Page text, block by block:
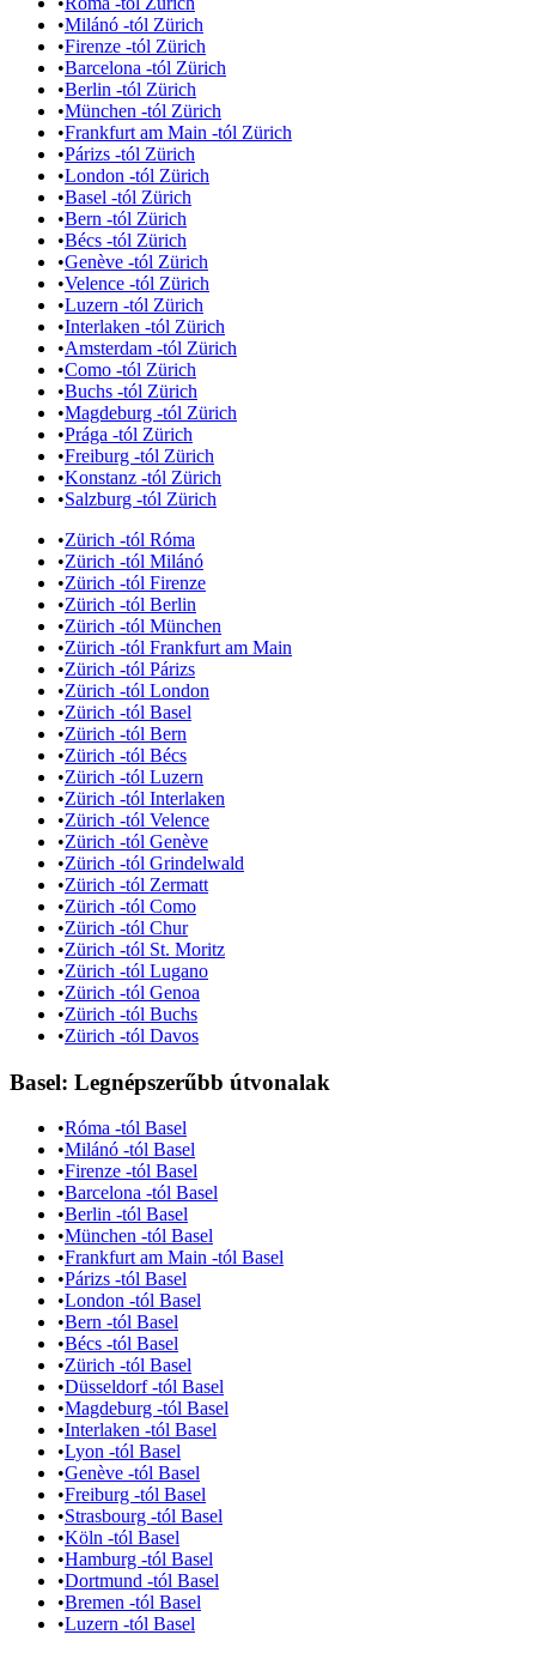
•Milánó -tól Zürich
•Firenze -tól Zürich
•Barcelona -tól Zürich
•Berlin -tól Zürich
•München -tól Zürich
•Frankfurt am Main -tól Zürich
•Párizs -tól Zürich
•London -tól Zürich
•Basel -tól Zürich
•Bern -tól Zürich
•Bécs -tól Zürich
•Genève -tól Zürich
•Velence -tól Zürich
•Luzern -tól Zürich
•Interlaken -tól Zürich
•Amsterdam -tól Zürich
•Como -tól Zürich
•Buchs -tól Zürich
•Magdeburg -tól Zürich
•Prága -tól Zürich
•Freiburg -tól Zürich
•Konstanz -tól Zürich
•Salzburg -tól Zürich
•Zürich -tól Róma
•Zürich -tól Milánó
•Zürich -tól Firenze
•Zürich -tól Berlin
•Zürich -tól München
•Zürich -tól Frankfurt am Main
•Zürich -tól Párizs
•Zürich -tól London
•Zürich -tól Basel
•Zürich -tól Bern
•Zürich -tól Bécs
•Zürich -tól Luzern
•Zürich -tól Interlaken
•Zürich -tól Velence
•Zürich -tól Genève
•Zürich -tól Grindelwald
•Zürich -tól Zermatt
•Zürich -tól Como
•Zürich -tól Chur
•Zürich -tól St. Moritz
•Zürich -tól Lugano
•Zürich -tól Genoa
•Zürich -tól Buchs
•Zürich -tól Davos
Basel: Legnépszerűbb útvonalak
•Róma -tól Basel
•Milánó -tól Basel
•Firenze -tól Basel
•Barcelona -tól Basel
•Berlin -tól Basel
•München -tól Basel
•Frankfurt am Main -tól Basel
•Párizs -tól Basel
•London -tól Basel
•Bern -tól Basel
•Bécs -tól Basel
•Zürich -tól Basel
•Düsseldorf -tól Basel
•Magdeburg -tól Basel
•Interlaken -tól Basel
•Lyon -tól Basel
•Genève -tól Basel
•Freiburg -tól Basel
•Strasbourg -tól Basel
•Köln -tól Basel
•Hamburg -tól Basel
•Dortmund -tól Basel
•Bremen -tól Basel
•Luzern -tól Basel